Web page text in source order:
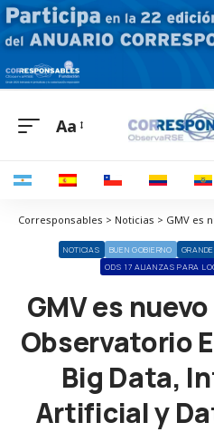
Aa
NOTICIAS BUEN GOBIERNO
ODS 17 ALIANZAS PARA
GMV es
Observatorio
Big Data,
Artificial y